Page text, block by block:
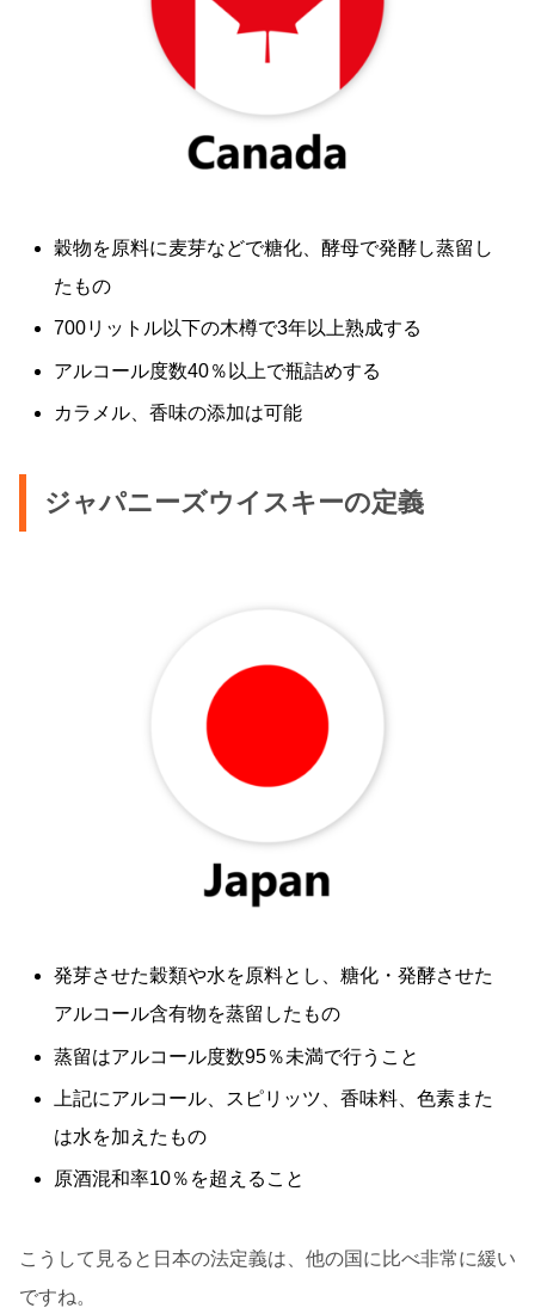
穀物を原料に麦芽などで糖化、酵母で発酵し蒸留し
たもの
700リットル以下の木樽で3年以上熟成する
アルコール度数40％以上で瓶詰めする
カラメル、香味の添加は可能
ジャパニーズウイスキーの定義
発芽させた穀類や水を原料とし、糖化・発酵させた
アルコール含有物を蒸留したもの
蒸留はアルコール度数95％未満で行うこと
上記にアルコール、スピリッツ、香味料、色素また
は水を加えたもの
原酒混和率10％を超えること
こうして見ると日本の法定義は、他の国に比べ非常に緩い
ですね。